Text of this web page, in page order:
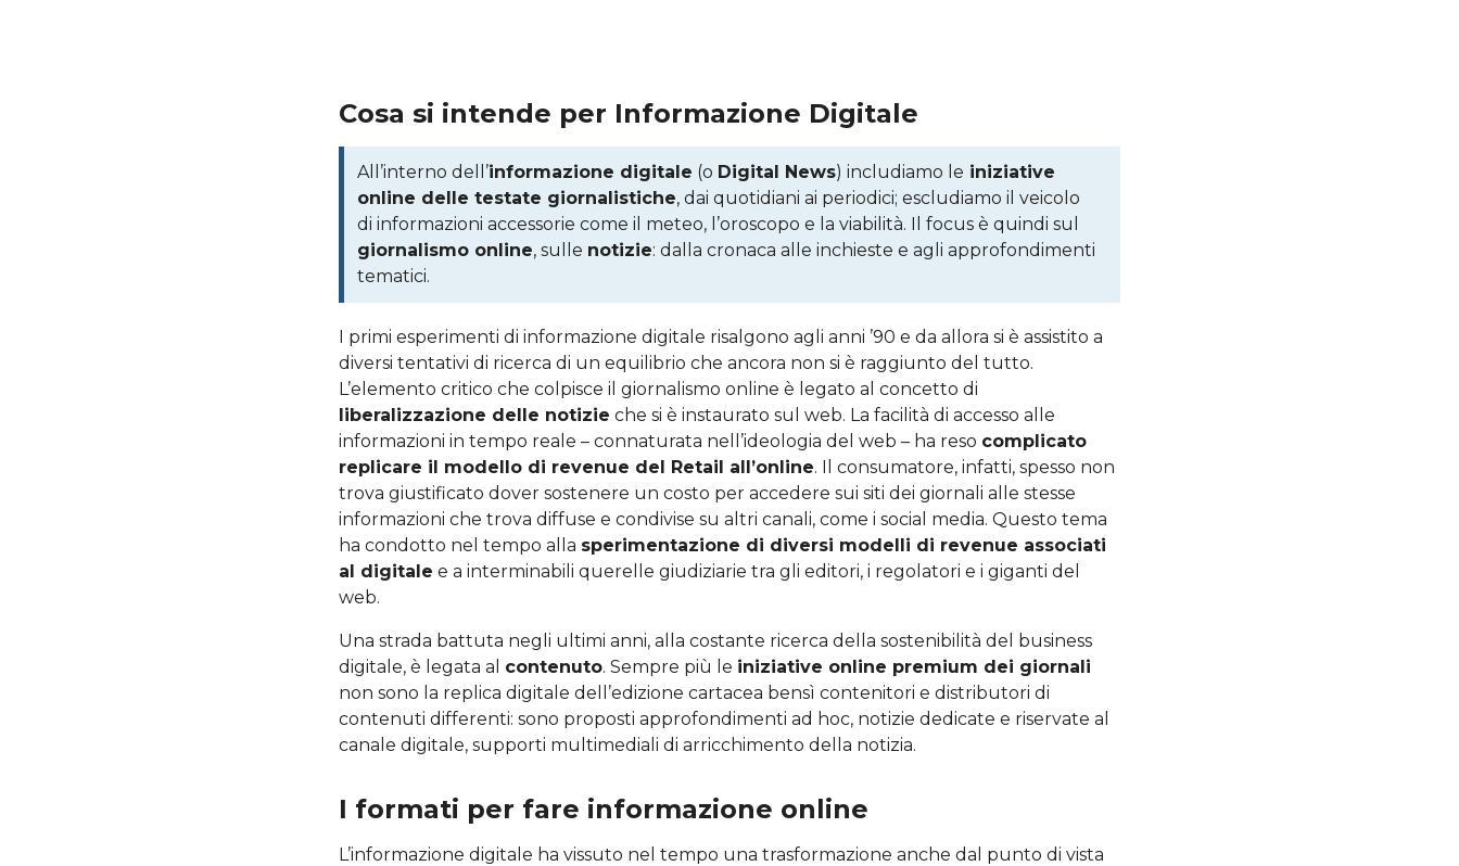
Cosa si intende per Informazione Digitale
All’interno dell’informazione digitale (o Digital News) includiamo le iniziative
online delle testate giornalistiche, dai quotidiani ai periodici; escludiamo il veicolo
di informazioni accessorie come il meteo, l’oroscopo e la viabilità. Il focus è quindi sul
giornalismo online, sulle notizie: dalla cronaca alle inchieste e agli approfondimenti
tematici.
I primi esperimenti di informazione digitale risalgono agli anni ’90 e da allora si è assistito a
diversi tentativi di ricerca di un equilibrio che ancora non si è raggiunto del tutto.
L’elemento critico che colpisce il giornalismo online è legato al concetto di
liberalizzazione delle notizie che si è instaurato sul web. La facilità di accesso alle
informazioni in tempo reale – connaturata nell’ideologia del web – ha reso complicato
replicare il modello di revenue del Retail all’online. Il consumatore, infatti, spesso non
trova giustificato dover sostenere un costo per accedere sui siti dei giornali alle stesse
informazioni che trova diffuse e condivise su altri canali, come i social media. Questo tema
ha condotto nel tempo alla sperimentazione di diversi modelli di revenue associati
al digitale e a interminabili querelle giudiziarie tra gli editori, i regolatori e i giganti del
web.
Una strada battuta negli ultimi anni, alla costante ricerca della sostenibilità del business
digitale, è legata al contenuto. Sempre più le iniziative online premium dei giornali
non sono la replica digitale dell’edizione cartacea bensì contenitori e distributori di
contenuti differenti: sono proposti approfondimenti ad hoc, notizie dedicate e riservate al
canale digitale, supporti multimediali di arricchimento della notizia.
I formati per fare informazione online
L’informazione digitale ha vissuto nel tempo una trasformazione anche dal punto di vista